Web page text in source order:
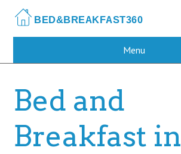
main
Menu
Bed and
Breakfast in